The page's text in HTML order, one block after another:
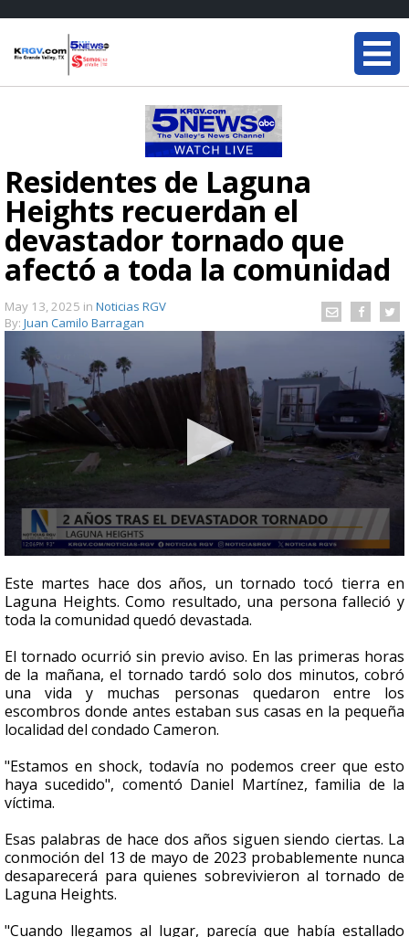
Residentes de Laguna
Heights recuerdan el
devastador tornado que
afectó a toda la comunidad
May 13, 2025 in Noticias RGV
By: Juan Camilo Barragan
seconds
of
2
minutes,
seconds
Este martes hace dos años, un tornado tocó tierra en
Laguna Heights. Como resultado, una persona falleció y
toda la comunidad quedó devastada.
El tornado ocurrió sin previo aviso. En las primeras horas
de la mañana, el tornado tardó solo dos minutos, cobró
una vida y muchas personas quedaron entre los
escombros donde antes estaban sus casas en la pequeña
localidad del condado Cameron.
"Estamos en shock, todavía no podemos creer que esto
haya sucedido", comentó Daniel Martínez, familia de la
víctima.
Esas palabras de hace dos años siguen siendo ciertas. La
conmoción del 13 de mayo de 2023 probablemente nunca
desaparecerá para quienes sobrevivieron al tornado de
Laguna Heights.
"Cuando llegamos al lugar, parecía que había estallado